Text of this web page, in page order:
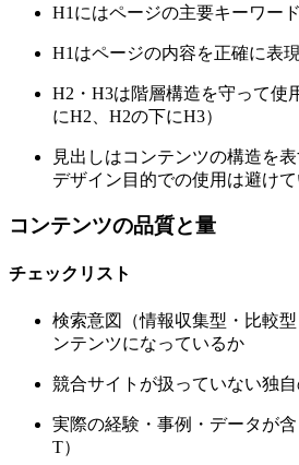
H1にはページの主要キーワー
H1はページの内容を正確に表
H2・H3は階層構造を守って使
にH2、H2の下にH3）
見出しはコンテンツの構造を
デザイン目的での使用は避け
コンテンツの品質と量
チェックリスト
検索意図（情報収集型・比較
ンテンツになっているか
競合サイトが扱っていない独
実際の経験・事例・データが
T）